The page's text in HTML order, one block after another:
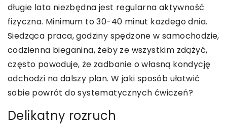
długie lata niezbędna jest regularna aktywność
fizyczna. Minimum to 30-40 minut każdego dnia.
Siedząca praca, godziny spędzone w samochodzie,
codzienna bieganina, żeby ze wszystkim zdążyć,
często powoduje, że zadbanie o własną kondycję
odchodzi na dalszy plan. W jaki sposób ułatwić
sobie powrót do systematycznych ćwiczeń?
Delikatny rozruch